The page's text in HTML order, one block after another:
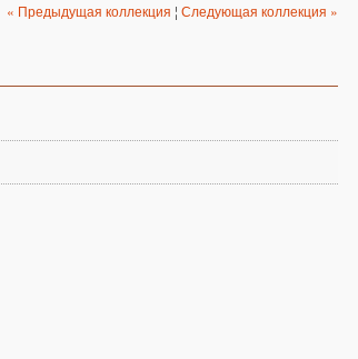
« Предыдущая коллекция ¦ Следующая коллекция »